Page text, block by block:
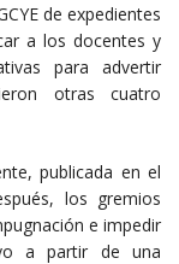
de expedientes
a los docentes y
para advertir
otras cuatro
publicada en el
los gremios
e impedir
a partir de una